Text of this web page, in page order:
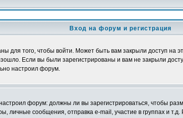
Вход на форум и регистрация
для того, чтобы войти. Может быть вам закрыли доступ на
Если вы были зарегистрированы и вам не закрыли
настроил форум.
форум: должны ли вы зарегистрироваться, чтобы
сообщения, отправка e-mail, участие в группах и